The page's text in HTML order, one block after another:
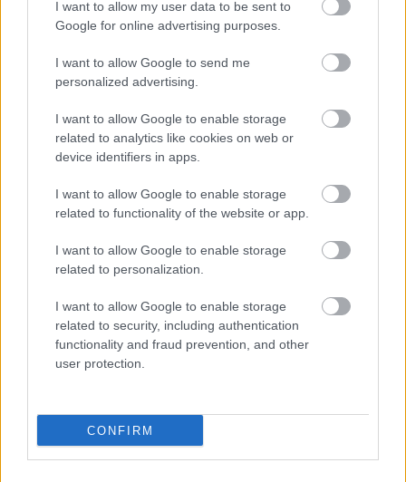
I want to allow my user data to be sent to
Google for online advertising purposes.
I want to allow Google to send me
personalized advertising.
I want to allow Google to enable storage
related to analytics like cookies on web or
device identifiers in apps.
I want to allow Google to enable storage
related to functionality of the website or app.
I want to allow Google to enable storage
related to personalization.
I want to allow Google to enable storage
related to security, including authentication
functionality and fraud prevention, and other
user protection.
CONFIRM
Vysoké stropy pomohli využiť 40-metrový
manželské postele